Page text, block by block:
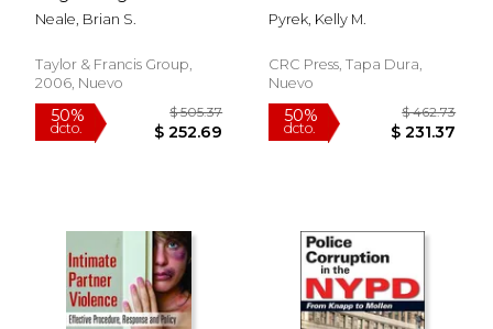
and solving problems
[with cdrom] (en
Neale, Brian S.
Taylor & Francis Group,
2006, Nuevo
and Issues in Practice
(en Inglés)
Pyrek, Kelly M.
CRC Press, Tapa Dura,
Nuevo